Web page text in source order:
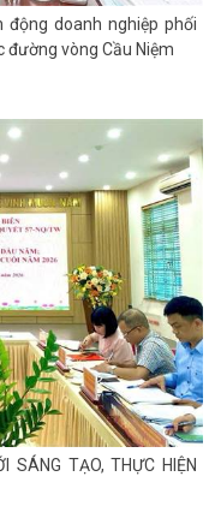
động doanh nghiệp phối
đường vòng Cầu Niệm
SÁNG TẠO, THỰC HIỆN